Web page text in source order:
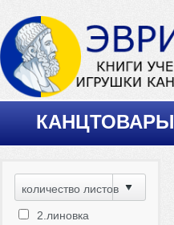
КАНЦТОВАРЫ
количество листов
2.линовка